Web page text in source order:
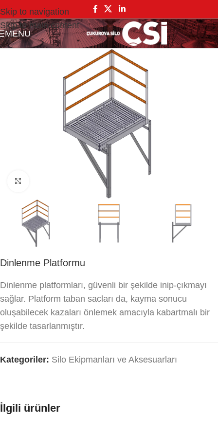
Skip to navigation
Skip to main content
MENU
Dinlenme Platformu
Dinlenme platformları, güvenli bir şekilde inip-çıkmayı
sağlar. Platform taban sacları da, kayma sonucu
oluşabilecek kazaları önlemek amacıyla kabartmalı bir
şekilde tasarlanmıştır.
Kategoriler: Silo Ekipmanları ve Aksesuarları
İlgili ürünler